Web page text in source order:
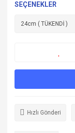
SEÇENEKLER
Hızlı Gönderi